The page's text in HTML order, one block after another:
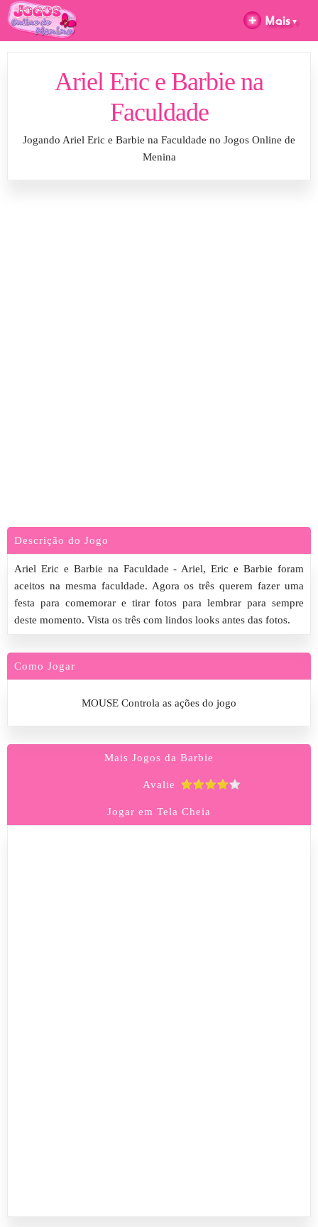
Ariel Eric e Barbie na
Faculdade
Jogando Ariel Eric e Barbie na Faculdade no Jogos Online de
Menina
Descrição do Jogo
Ariel Eric e Barbie na Faculdade - Ariel, Eric e Barbie foram
aceitos na mesma faculdade. Agora os três querem fazer uma
festa para comemorar e tirar fotos para lembrar para sempre
deste momento. Vista os três com lindos looks antes das fotos.
Como Jogar
MOUSE Controla as ações do jogo
Mais Jogos da Barbie
Avalie
Jogar em Tela Cheia